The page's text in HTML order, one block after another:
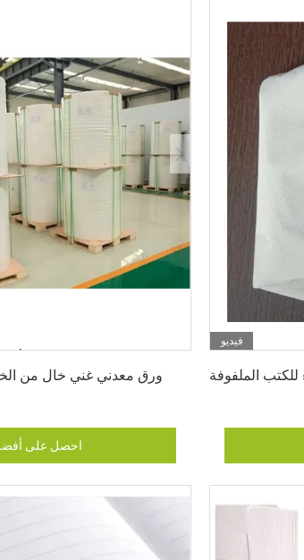
ورق معدني غني خال من
احصل على
فيديو
الملفوفة